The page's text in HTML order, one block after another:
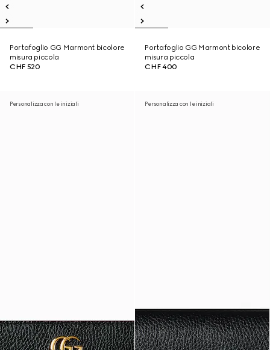
Portafoglio GG Marmont bicolore
misura piccola
CHF 520
Portafoglio GG Marmont bicolore
misura piccola
CHF 400
Personalizza con le iniziali Personalizza con le iniziali